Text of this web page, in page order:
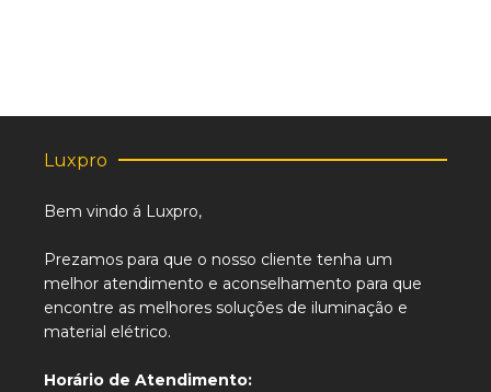
Luxpro
Bem vindo á Luxpro,
Prezamos para que o nosso cliente tenha um
melhor atendimento e aconselhamento para que
encontre as melhores soluções de iluminação e
material elétrico.
Horário de Atendimento: